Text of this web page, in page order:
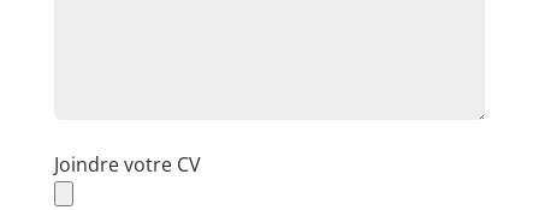
Joindre votre CV